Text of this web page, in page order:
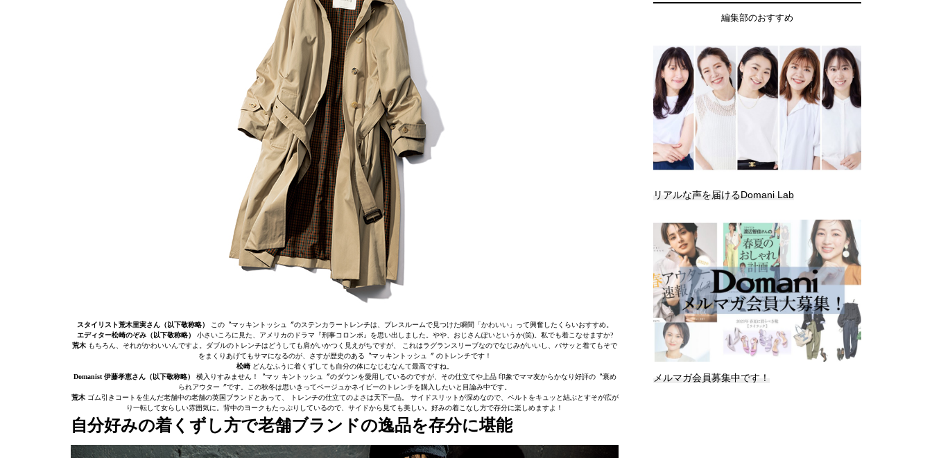
スタイリスト荒木里実さん（以下敬称略）
この〝マッキントッシュ〞のステンカラートレンチは、プレスルームで見つけた瞬間「かわいい」って興奮したくらいおすすめ。
エディター松崎のぞみ（以下敬称略）
小さいころに見た、アメリカのドラマ『刑事コロンボ』を思い出しました。やや、おじさんぽいというか(笑)。私でも着こなせますか?
荒木 もちろん、それがかわいいんですよ。ダブルのトレンチはどうしても肩がいかつく見えがちですが、 これはラグランスリーブなのでなじみがいいし、バサッと着てもそで
をまくりあげてもサマになるのが、さすが歴史のある〝マッキントッシュ〞 のトレンチです！
松崎どんなふうに着くずしても自分の体になじむなんて最高ですね。
Domanist 伊藤孝恵さん（以下敬称略）
横入りすみません！〝マッ キントッシュ〞のダウンを愛用しているのですが、その仕立てや上品 印象でママ友からかなり好評の〝褒め
られアウター〞です。この秋冬は思いきってベージュかネイビーのトレンチを購入したいと目論み中です。
荒木ゴム引きコートを生んだ老舗中の老舗の英国ブランドとあって、 トレンチの仕立てのよさは天下一品。 サイドスリットが深めなので、ベルトをキュッと結ぶとすそが広が
り一転して女らしい雰囲気に。背中のヨークもたっぷりしているので、サイドから見ても美しい。好みの着こなし方で存分に楽しめますよ！
自分好みの着くずし方で老舗ブランドの逸品を存分に堪能
編集部のおすすめ
リアルな声を届けるDomani Lab
メルマガ会員募集中です！